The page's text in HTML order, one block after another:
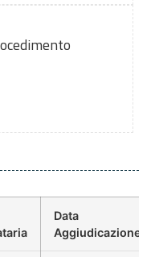
Data
Aggiudicazione